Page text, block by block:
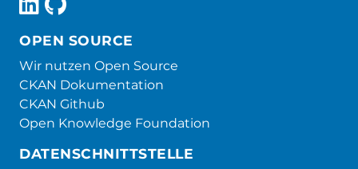
OPEN SOURCE
Wir nutzen Open Source
CKAN Dokumentation
CKAN Github
Open Knowledge Foundation
DATENSCHNITTSTELLE